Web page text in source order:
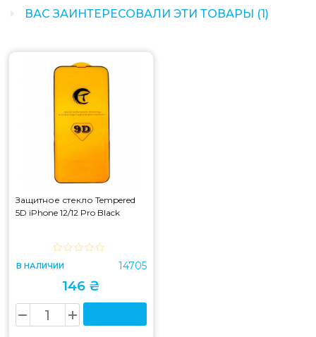
ВАС ЗАИНТЕРЕСОВАЛИ ЭТИ ТОВАРЫ (1)
Защитное стекло Tempered
5D iPhone 12/12 Pro Black
В НАЛИЧИИ 14705
146 ₴